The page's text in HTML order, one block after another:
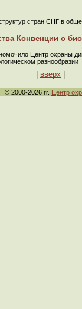
стран СНГ в
Конвенции о
Центр охраны
разнообразии
вверх
© 2000-2026 гг. Центр